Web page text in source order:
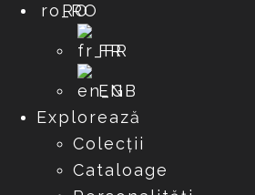
RO
FR
EN
Explorează
Colecții
Cataloage